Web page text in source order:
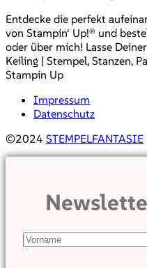
Entdecke die perfekt
von Stampin‘ Up!® und
oder über mich! Lasse
Keiling | Stempel, Stanzen,
Stampin Up
Impressum
Datenschutz
©2024 STEMPELFANTASIE